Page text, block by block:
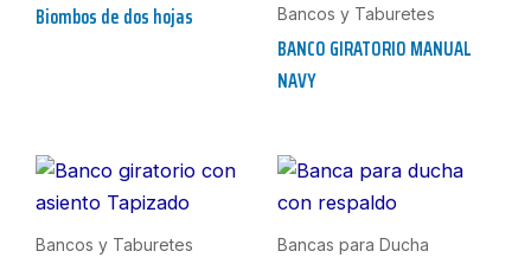
Biombos de dos hojas Bancos y Taburetes
BANCO GIRATORIO MANUAL
NAVY
Bancos y Taburetes Bancas para Ducha